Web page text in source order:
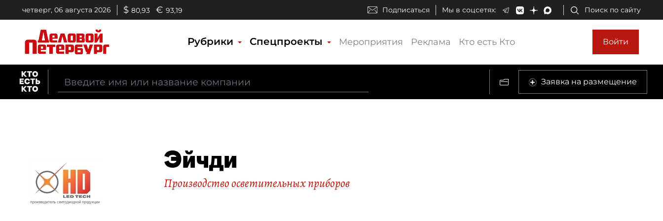
четверг, 06 августа 2026 $ 80,93 € 93,19 Подписаться Мы в соцсетях: Поиск по сайту
Рубрики Спецпроекты Мероприятия Реклама Кто есть Кто Войти
Заявка на размещение
Эйчди
Производство осветительных приборов